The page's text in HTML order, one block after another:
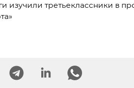
изучили третьеклассники в